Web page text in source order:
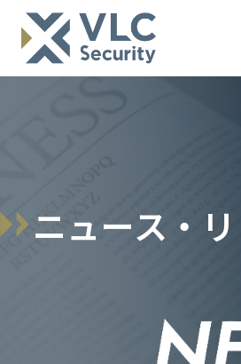
ニュース ・ リ